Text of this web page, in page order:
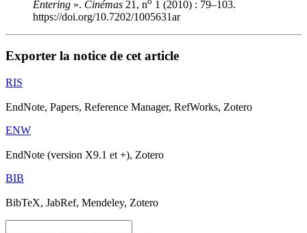
Entering ». Cinémas 21, n
1 (2010) : 79–103.
https://doi.org/10.7202/1005631ar
Exporter la notice de cet article
RIS
EndNote, Papers, Reference Manager, RefWorks, Zotero
ENW
EndNote (version X9.1 et +), Zotero
BIB
BibTeX, JabRef, Mendeley, Zotero